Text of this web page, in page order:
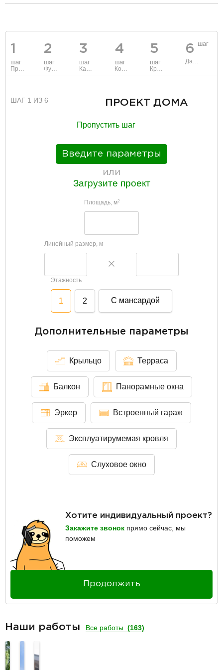
1
шаг
Проект
2
шаг
Фундамент
3
шаг
Каркас и стены
4
шаг
Коммуникации
5
шаг
Крыша
6 шаг
Данные
ШАГ 1 ИЗ 6 ПРОЕКТ ДОМА
Пропустить шаг
Введите параметры
или
Загрузите проект
Площадь, м2
Линейный размер, м
Этажность
1 2 С мансардой
Дополнительные параметры
Крыльцо Терраса
Балкон Панорамные окна
Эркер Встроенный гараж
Эксплуатирумемая кровля
Слуховое окно
Хотите индивидуальный проект?
Закажите звонок прямо сейчас, мы
поможем
Продолжить
Наши работы Все работы (163)